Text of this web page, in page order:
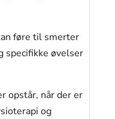
føre til smerter
øvelser
opstår, når der er
og